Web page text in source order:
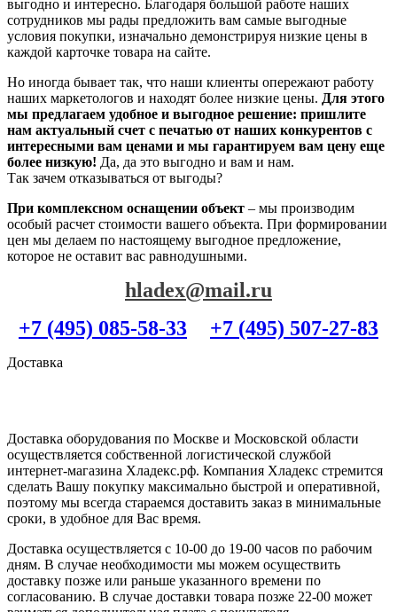
выгодно и интересно. Благодаря большой работе наших
сотрудников мы рады предложить вам самые выгодные
условия покупки, изначально демонстрируя низкие цены в
каждой карточке товара на сайте.
Но иногда бывает так, что наши клиенты опережают работу
наших маркетологов и находят более низкие цены. Для этого
мы предлагаем удобное и выгодное решение: пришлите
нам актуальный счет с печатью от наших конкурентов с
интересными вам ценами и мы гарантируем вам цену еще
более низкую! Да, да это выгодно и вам и нам.
Так зачем отказываться от выгоды?
При комплексном оснащении объект – мы производим
особый расчет стоимости вашего объекта. При формировании
цен мы делаем по настоящему выгодное предложение,
которое не оставит вас равнодушными.
hladex@mail.ru
+7 (495) 085-58-33
+7 (495) 507-27-83
Доставка
Доставка оборудования по Москве и Московской области
осуществляется собственной логистической службой
интернет-магазина Хладекс.рф. Компания Хладекс стремится
сделать Вашу покупку максимально быстрой и оперативной,
поэтому мы всегда стараемся доставить заказ в минимальные
сроки, в удобное для Вас время.
Доставка осуществляется с 10-00 до 19-00 часов по рабочим
дням. В случае необходимости мы можем осуществить
доставку позже или раньше указанного времени по
согласованию. В случае доставки товара позже 22-00 может